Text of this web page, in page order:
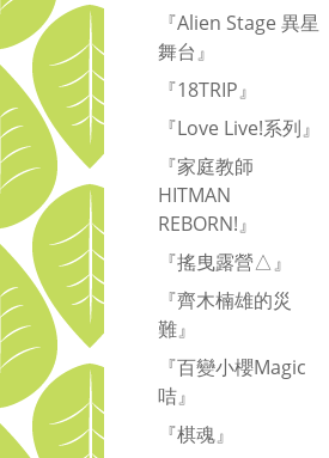
『Alien Stage 異星
舞台』
『18TRIP』
『Love Live!系列』
『家庭教師
HITMAN
REBORN!』
『搖曳露營△』
『齊木楠雄的災
難』
『百變小櫻Magic
咭』
『棋魂』